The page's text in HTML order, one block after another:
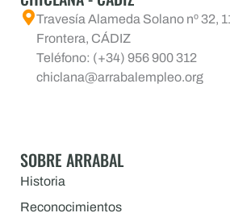
Travesía Alameda Solano nº 32,
Frontera, CÁDIZ
Teléfono: (+34) 956 900 312
chiclana@arrabalempleo.org
SOBRE ARRABAL
Historia
Reconocimientos